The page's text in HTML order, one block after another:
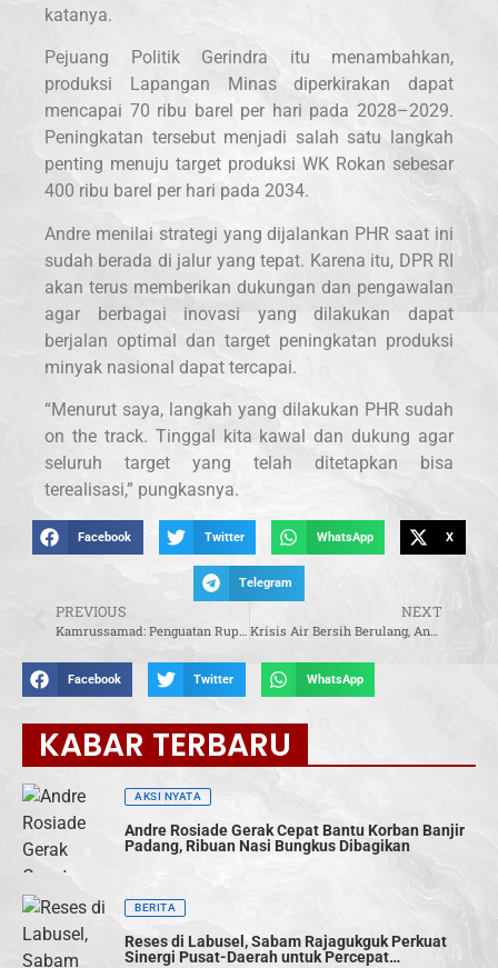
katanya.
Pejuang Politik Gerindra itu menambahkan,
produksi Lapangan Minas diperkirakan dapat
mencapai 70 ribu barel per hari pada 2028–2029.
Peningkatan tersebut menjadi salah satu langkah
penting menuju target produksi WK Rokan sebesar
400 ribu barel per hari pada 2034.
Andre menilai strategi yang dijalankan PHR saat ini
sudah berada di jalur yang tepat. Karena itu, DPR RI
akan terus memberikan dukungan dan pengawalan
agar berbagai inovasi yang dilakukan dapat
berjalan optimal dan target peningkatan produksi
minyak nasional dapat tercapai.
“Menurut saya, langkah yang dilakukan PHR sudah
on the track. Tinggal kita kawal dan dukung agar
seluruh target yang telah ditetapkan bisa
terealisasi,” pungkasnya.
Facebook Twitter WhatsApp X
Telegram
PREVIOUS NEXT
Facebook Twitter WhatsApp
KABAR TERBARU
AKSI NYATA
Andre Rosiade Gerak Cepat Bantu Korban Banjir
Padang, Ribuan Nasi Bungkus Dibagikan
BERITA
Reses di Labusel, Sabam Rajagukguk Perkuat
Sinergi Pusat-Daerah untuk Percepat